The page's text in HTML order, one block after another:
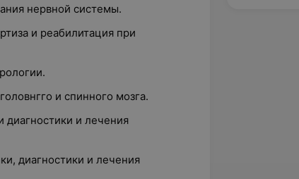
нервной системы.
и реабилитация при
и спинного мозга.
и лечения
диагностики и лечения